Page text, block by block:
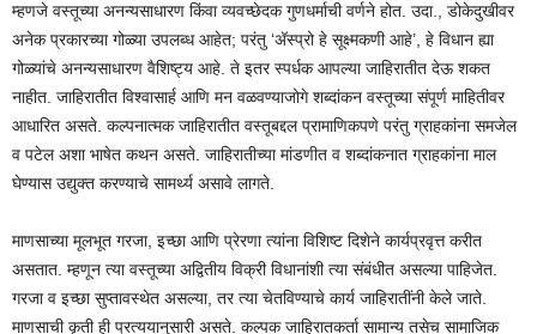
म्हणजे वस्तूच्या अनन्यसाधारण किंवा व्यवच्छेदक गुणधर्माची वर्णने होत. उदा., डोकेदुखीवर
अनेक प्रकारच्या गोळ्या उपलब्ध आहेत; परंतु ‘अ‍ॅस्प्रो हे सूक्ष्मकणी आहे’, हे विधान ह्या
गोळ्यांचे अनन्यसाधारण वैशिष्ट्य आहे. ते इतर स्पर्धक आपल्या जाहिरातीत देऊ शकत
नाहीत. जाहिरातीत विश्वासार्ह आणि मन वळवण्याजोगे शब्दांकन वस्तूच्या संपूर्ण माहितीवर
आधारित असते. कल्पनात्मक जाहिरातीत वस्तूबद्दल प्रामाणिकपणे परंतु ग्राहकांना समजेल
व पटेल अशा भाषेत कथन असते. जाहिरातीच्या मांडणीत व शब्दांकनात ग्राहकांना माल
घेण्यास उद्युक्त करण्याचे सामर्थ्य असावे लागते.
माणसाच्या मूलभूत गरजा, इच्छा आणि प्रेरणा त्यांना विशिष्ट दिशेने कार्यप्रवृत्त करीत
असतात. म्हणून त्या वस्तूच्या अद्वितीय विक्री विधानांशी त्या संबंधीत असल्या पाहिजेत.
गरजा व इच्छा सुप्तावस्थेत असल्या, तर त्या चेतविण्याचे कार्य जाहिरातींनी केले जाते.
माणसाची कृती ही प्रत्ययानुसारी असते. कल्पक जाहिरातकर्ता सामान्य तसेच सामाजिक